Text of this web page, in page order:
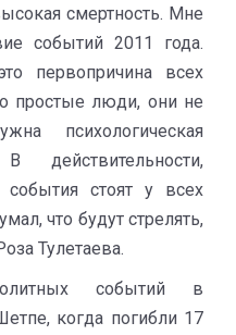
смертность. Мне
событий 2011 года.
первопричина всех
простые люди, они не
психологическая
действительности,
стоят у всех
что будут стрелять,
Тулетаева.
событий в
когда погибли 17